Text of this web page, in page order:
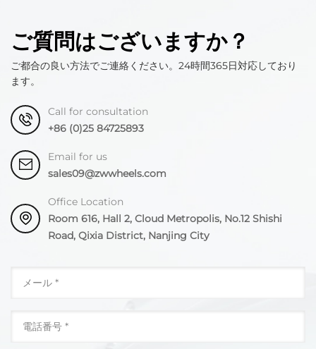
ご質問はございますか？
ご都合の良い方法でご連絡ください。24時間365日対応しており
ます。
Call for consultation
+86 (0)25 84725893
Email for us
sales09@zwwheels.com
Office Location
Room 616, Hall 2, Cloud Metropolis, No.12 Shishi
Road, Qixia District, Nanjing City